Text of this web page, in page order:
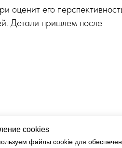
оценит его
Детали пришлем после
cookies
файлы cookie для